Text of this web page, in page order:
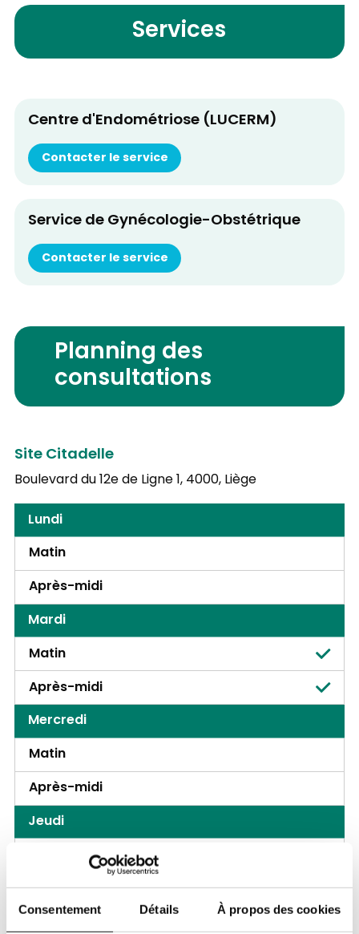
Consentement Détails À propos des cookies
Services
Centre d'Endométriose (LUCERM)
Contacter le service
Service de Gynécologie-Obstétrique
Contacter le service
Planning des
consultations
Site Citadelle
Boulevard du 12e de Ligne 1,4000, Liège
Lundi
Matin
Après-midi
Mardi
Matin
Après-midi
Mercredi
Matin
Après-midi
Jeudi
Après-midi